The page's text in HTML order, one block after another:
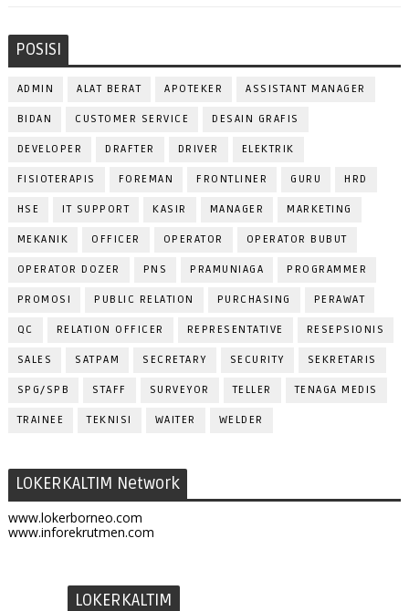
POSISI
ADMIN ALAT BERAT APOTEKER ASSISTANT MANAGER
BIDAN CUSTOMER SERVICE DESAIN GRAFIS
DEVELOPER DRAFTER DRIVER ELEKTRIK
FISIOTERAPIS FOREMAN FRONTLINER GURU HRD
HSE IT SUPPORT KASIR MANAGER MARKETING
MEKANIK OFFICER OPERATOR OPERATOR BUBUT
OPERATOR DOZER PNS PRAMUNIAGA PROGRAMMER
PROMOSI PUBLIC RELATION PURCHASING PERAWAT
QC RELATION OFFICER REPRESENTATIVE RESEPSIONIS
SALES SATPAM SECRETARY SECURITY SEKRETARIS
SPG/SPB STAFF SURVEYOR TELLER TENAGA MEDIS
TRAINEE TEKNISI WAITER WELDER
LOKERKALTIM Network
www.lokerborneo.com
www.inforekrutmen.com
LOKERKALTIM